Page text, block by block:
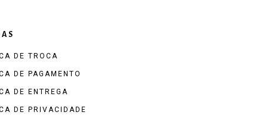
DE TROCA
DE PAGAMENTO
DE ENTREGA
DE PRIVACIDADE